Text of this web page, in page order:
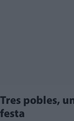
Tres pobles,
festa